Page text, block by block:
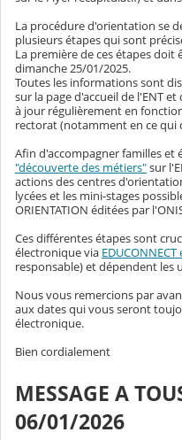
La procédure d'orientation se
plusieurs étapes qui sont
La première de ces étapes doit
dimanche 25/01/2025.
Toutes les informations sont
sur la page d'accueil de l'ENT
à jour régulièrement en
rectorat (notamment en ce qui
Afin d'accompagner familles et
"découverte des métiers"sur
actions des centres
lycées et les mini-stages
ORIENTATION éditées par
Ces différentes étapes sont
électronique via
responsable) et dépendent les
Nous vous remercions par
aux dates qui vous seront
électronique.
Bien cordialement
MESSAGE A
06/01/2026